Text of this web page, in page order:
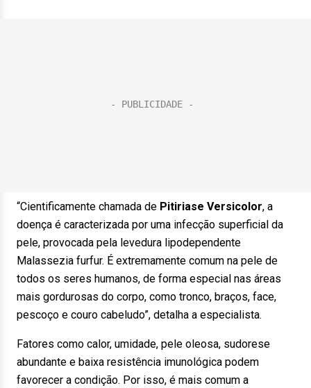
“Cientificamente chamada de Pitiriase Versicolor, a
doença é caracterizada por uma infecção superficial da
pele, provocada pela levedura lipodependente
Malassezia furfur. É extremamente comum na pele de
todos os seres humanos, de forma especial nas áreas
mais gordurosas do corpo, como tronco, braços, face,
pescoço e couro cabeludo”, detalha a especialista.
Fatores como calor, umidade, pele oleosa, sudorese
abundante e baixa resistência imunológica podem
favorecer a condição. Por isso, é mais comum a